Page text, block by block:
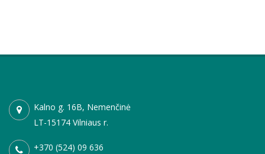
Kalno g. 16B, Nemenčinė
LT-15174 Vilniaus r.
+370 (524) 09 636